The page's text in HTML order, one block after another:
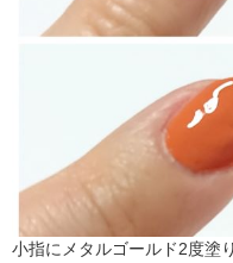
小指にメタルゴールド2度塗